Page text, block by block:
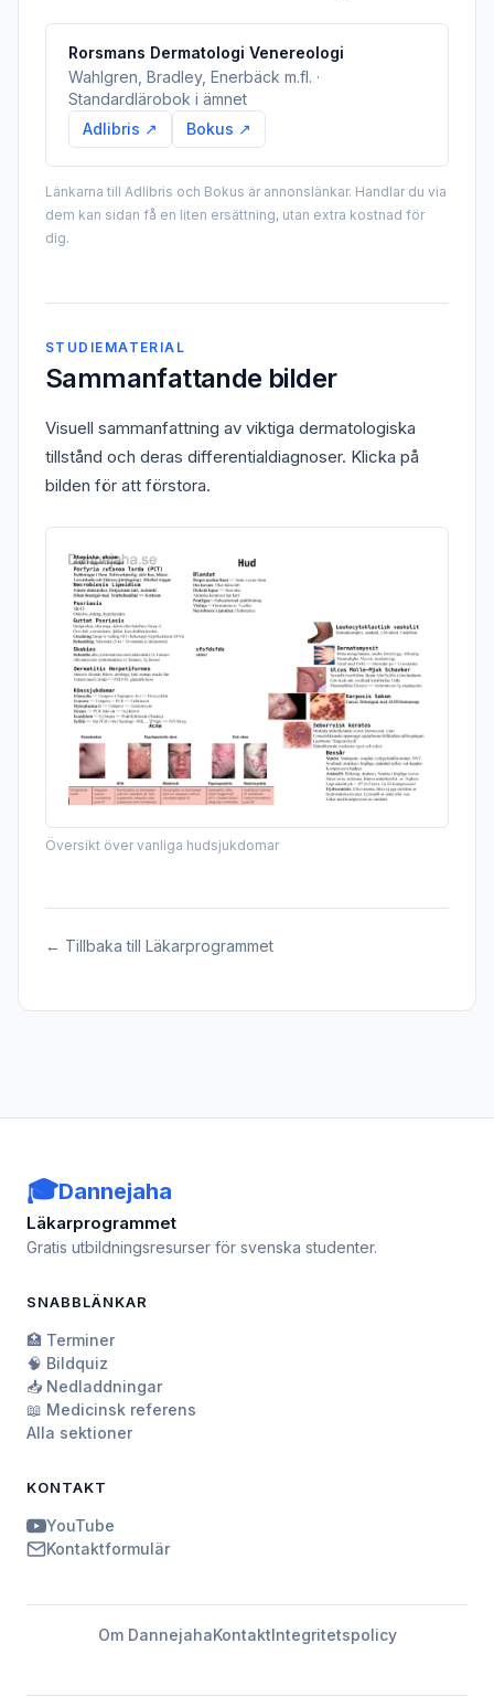
Rorsmans Dermatologi Venereologi
Wahlgren, Bradley, Enerbäck m.fl. ·
Standardlärobok i ämnet
Adlibris ↗
Bokus ↗
Länkarna till Adlibris och Bokus är annonslänkar. Handlar du via
dem kan sidan få en liten ersättning, utan extra kostnad för
dig.
STUDIEMATERIAL
Sammanfattande bilder
Visuell sammanfattning av viktiga dermatologiska
tillstånd och deras differentialdiagnoser. Klicka på
bilden för att förstora.
Översikt över vanliga hudsjukdomar
← Tillbaka till Läkarprogrammet
🎓Dannejaha
Läkarprogrammet
Gratis utbildningsresurser för svenska studenter.
SNABBLÄNKAR
🏥 Terminer
🧠 Bildquiz
📥 Nedladdningar
📖 Medicinsk referens
Alla sektioner
KONTAKT
YouTube
Kontaktformulär
Om DannejahaKontaktIntegritetspolicy